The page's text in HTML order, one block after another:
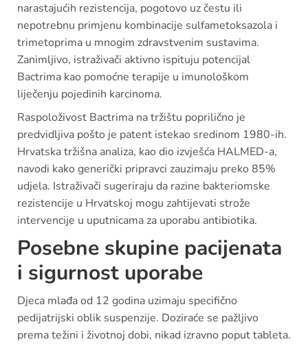
narastajućih rezistencija, pogotovo uz čestu ili
nepotrebnu primjenu kombinacije sulfametoksazola i
trimetoprima u mnogim zdravstvenim sustavima.
Zanimljivo, istraživači aktivno ispituju potencijal
Bactrima kao pomoćne terapije u imunološkom
liječenju pojedinih karcinoma.
Raspoloživost Bactrima na tržištu poprilično je
predvidljiva pošto je patent istekao sredinom 1980-ih.
Hrvatska tržišna analiza, kao dio izvješća HALMED-a,
navodi kako generički pripravci zauzimaju preko 85%
udjela. Istraživači sugeriraju da razine bakteriomske
rezistencije u Hrvatskoj mogu zahtijevati strože
intervencije u uputnicama za uporabu antibiotika.
Posebne skupine pacijenata
i sigurnost uporabe
Djeca mlađa od 12 godina uzimaju specifično
pedijatrijski oblik suspenzije. Doziraće se pažljivo
prema težini i životnoj dobi, nikad izravno poput tableta.